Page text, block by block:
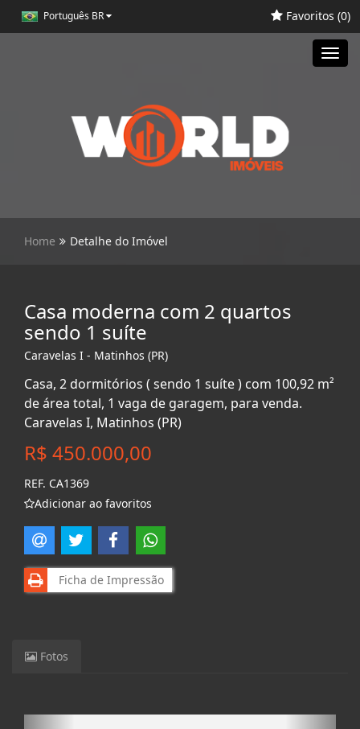
Português BR Favoritos (0)
Home Detalhe do Imóvel
Casa moderna com 2 quartos
sendo 1 suíte
Caravelas I - Matinhos (PR)
Casa, 2 dormitórios ( sendo 1 suíte ) com 100,92 m²
de área total, 1 vaga de garagem, para venda.
Caravelas I, Matinhos (PR)
R$ 450.000,00
REF. CA1369
Adicionar ao favoritos
Ficha de Impressão
Fotos